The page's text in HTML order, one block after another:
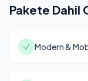
Pakete Dahil
Modern &